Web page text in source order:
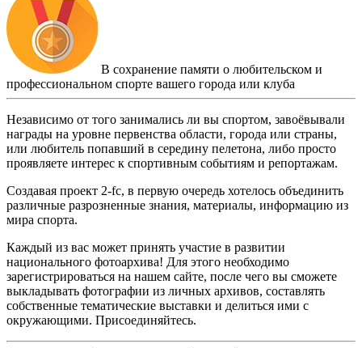
В сохранение памяти о любительском и
профессиональном спорте вашего города или клуба
Независимо от того занимались ли вы спортом, завоёвывали
награды на уровне первенства области, города или страны,
или любитель попавший в середину пелетона, либо просто
проявляете интерес к спортивным событиям и репортажам.
Создавая проект 2-fc, в первую очередь хотелось объединить
различные разрозненные знания, материалы, информацию из
мира спорта.
Каждый из вас может принять участие в развитии
национального фотоархива! Для этого необходимо
зарегистрироваться на нашем сайте, после чего вы сможете
выкладывать фотографии из личных архивов, составлять
собственные тематические выставки и делиться ими с
окружающими. Присоединяйтесь.